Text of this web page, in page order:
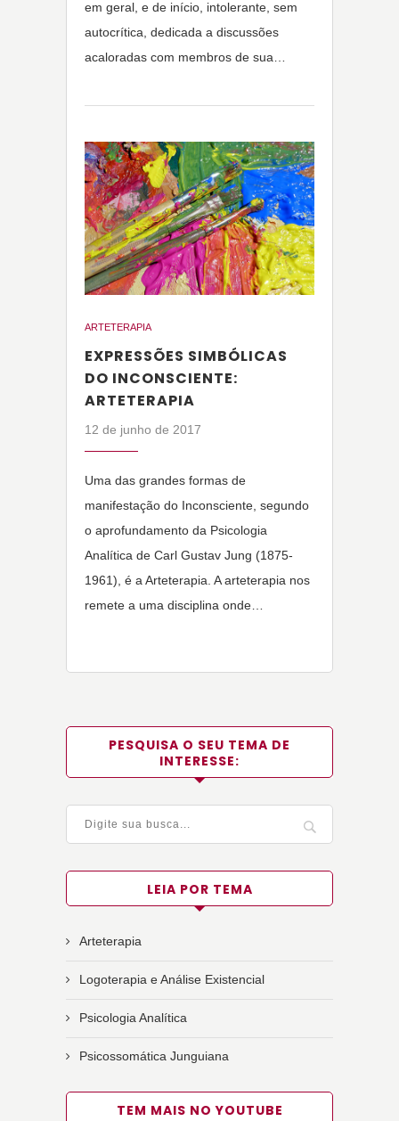
em geral, e de início, intolerante, sem
autocrítica, dedicada a discussões
acaloradas com membros de sua…
ARTETERAPIA
EXPRESSÕES SIMBÓLICAS
DO INCONSCIENTE:
ARTETERAPIA
12 de junho de 2017
Uma das grandes formas de
manifestação do Inconsciente, segundo
o aprofundamento da Psicologia
Analítica de Carl Gustav Jung (1875-
1961), é a Arteterapia. A arteterapia nos
remete a uma disciplina onde…
PESQUISA O SEU TEMA DE
INTERESSE:
LEIA POR TEMA
Arteterapia
Logoterapia e Análise Existencial
Psicologia Analítica
Psicossomática Junguiana
TEM MAIS NO YOUTUBE